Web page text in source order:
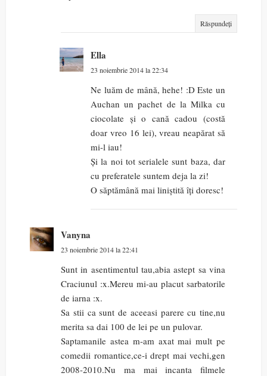
Răspundeți
Ella
23 noiembrie 2014 la 22:34
Ne luăm de mână, hehe! :D Este un
Auchan un pachet de la Milka cu
ciocolate și o cană cadou (costă
doar vreo 16 lei), vreau neapărat să
mi-l iau!
Și la noi tot serialele sunt baza, dar
cu preferatele suntem deja la zi!
O săptămână mai liniștită îți doresc!
Vanyna
23 noiembrie 2014 la 22:41
Sunt in asentimentul tau,abia astept sa vina
Craciunul :x.Mereu mi-au placut sarbatorile
de iarna :x.
Sa stii ca sunt de aceeasi parere cu tine,nu
merita sa dai 100 de lei pe un pulovar.
Saptamanile astea m-am axat mai mult pe
comedii romantice,ce-i drept mai vechi,gen
2008-2010.Nu ma mai incanta filmele